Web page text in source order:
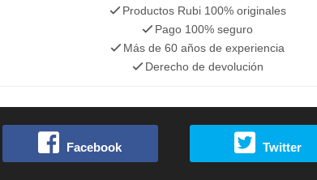
Productos Rubi 100% originales
Pago 100% seguro
Más de 60 años de experiencia
Derecho de devolución
Facebook Twitter